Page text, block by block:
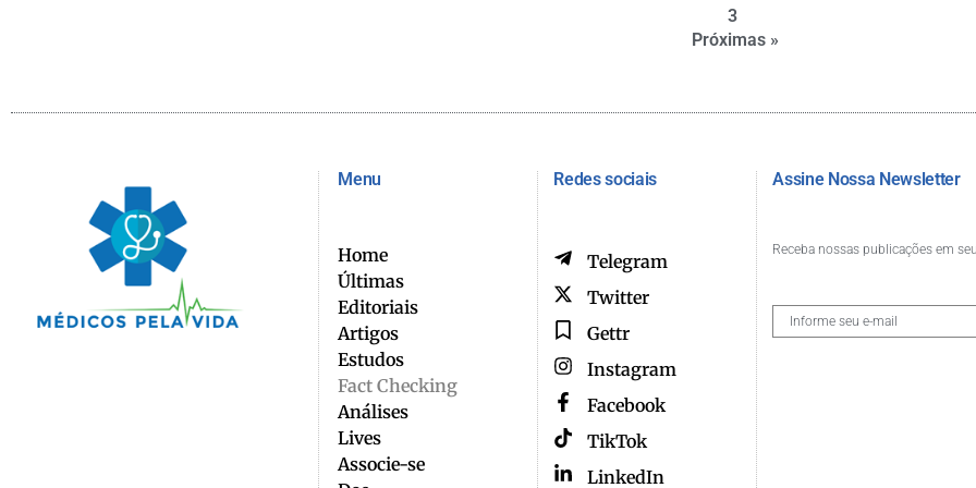
3
Próximas »
Menu
Home
Últimas
Editoriais
Artigos
Estudos
Fact Checking
Análises
Lives
Associe-se
Redes sociais
Telegram
Twitter
Gettr
Instagram
Facebook
TikTok
LinkedIn
Assine Nossa Newsletter
Receba nossas publicações em